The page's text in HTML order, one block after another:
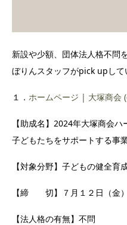
新設や少額、団体法人格不問
ぼりんスタッフがpick upして
１． ホームページ | 大塚商会
【助成名】2024年大塚商会
子どもたちをサポートする事
【対象分野】子どもの健全育
【締 切】７月１２日（金）
【法人格の有無】不問